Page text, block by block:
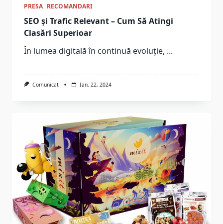
PRESA RECOMANDARI
SEO și Trafic Relevant – Cum Să Atingi
Clasări Superioar
În lumea digitală în continuă evoluție, ...
Comunicat Ian. 22, 2024